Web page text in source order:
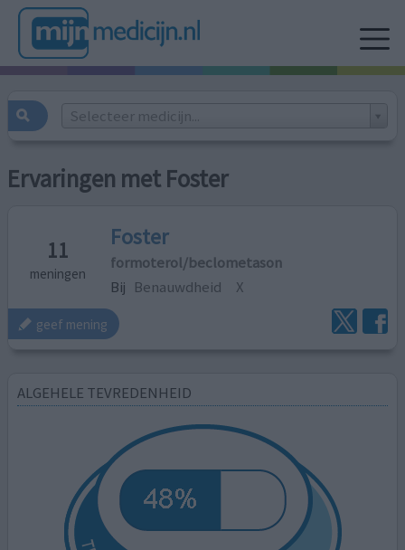
Selecteer medicijn...
Ervaringen met Foster
11
meningen
Foster
formoterol/beclometason
Bij Benauwdheid X
geef mening
ALGEHELE TEVREDENHEID